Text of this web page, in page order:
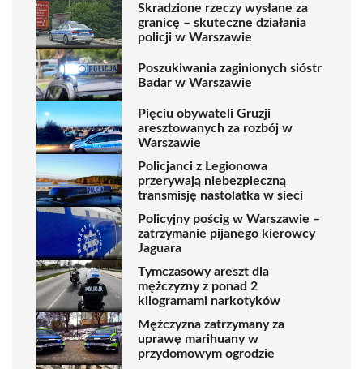
Skradzione rzeczy wysłane za
granicę – skuteczne działania
policji w Warszawie
Poszukiwania zaginionych sióstr
Badar w Warszawie
Pięciu obywateli Gruzji
aresztowanych za rozbój w
Warszawie
Policjanci z Legionowa
przerywają niebezpieczną
transmisję nastolatka w sieci
Policyjny pościg w Warszawie –
zatrzymanie pijanego kierowcy
Jaguara
Tymczasowy areszt dla
mężczyzny z ponad 2
kilogramami narkotyków
Mężczyzna zatrzymany za
uprawę marihuany w
przydomowym ogrodzie